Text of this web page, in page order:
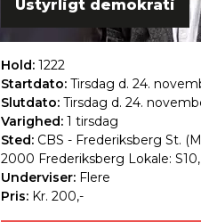
Ustyrligt demokrati
Hold: 1222
Startdato: Tirsdag d. 24.
Slutdato: Tirsdag d. 24.
Varighed: 1 tirsdag
Sted: CBS - Frederiksberg St.
2000 Frederiksberg Lokale:
Underviser: Flere
Pris: Kr. 200,-